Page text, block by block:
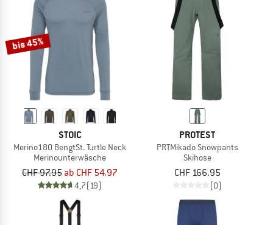
bis 45%
STOIC
Merino180 BengtSt. Turtle Neck
Merinounterwäsche
CHF 97.95 ab CHF 54.97
4,7(19)
PROTEST
PRTMikado Snowpants
Skihose
CHF 166.95
(0)